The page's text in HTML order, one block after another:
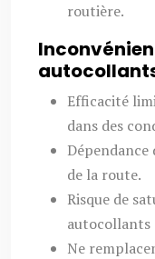
routière.
Efficacité
dans des
de la route.
Risque de
autocollants
Ne